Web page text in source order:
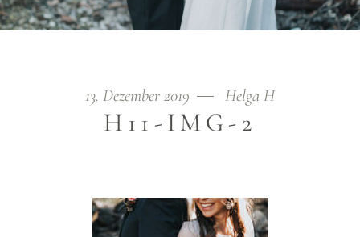
13. Dezember 2019 Helga H
H11-IMG-2